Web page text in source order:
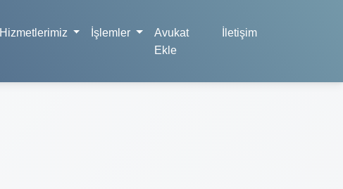
Hizmetlerimiz İşlemler
Avukat
Ekle
İletişim